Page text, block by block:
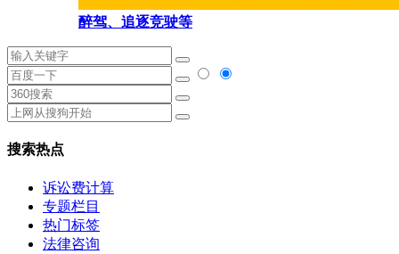
醉驾、追逐竞驶等
搜索热点
诉讼费计算
专题栏目
热门标签
法律咨询